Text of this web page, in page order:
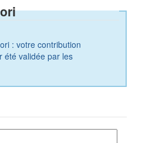
: votre contribution
été validée par les